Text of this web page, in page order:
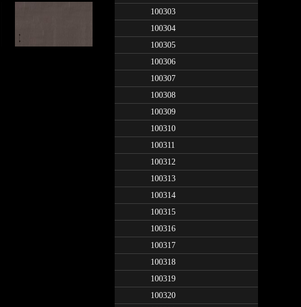
100303
100304
100305
100306
100307
100308
100309
100310
100311
100312
100313
100314
100315
100316
100317
100318
100319
100320